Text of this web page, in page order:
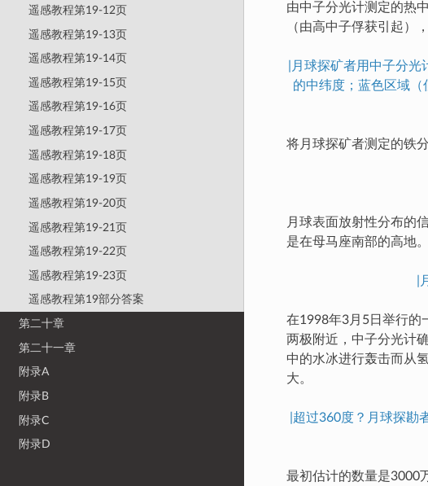
遥感教程第19-12页
遥感教程第19-13页
遥感教程第19-14页
遥感教程第19-15页
遥感教程第19-16页
遥感教程第19-17页
遥感教程第19-18页
遥感教程第19-19页
遥感教程第19-20页
遥感教程第19-21页
遥感教程第19-22页
遥感教程第19-23页
遥感教程第19部分答案
第二十章
第二十一章
附录A
附录B
附录C
附录D
由中子分光计测定的热
（由高中子俘获引起）
|月球探矿者用中子分
的中纬度；蓝色区域（
将月球探矿者测定的铁
月球表面放射性分布的
是在母马座南部的高地
|
在1998年3月5日举行的
两极附近，中子分光计
中的水冰进行轰击而从
大。
|超过360度？月球探勘
最初估计的数量是3000